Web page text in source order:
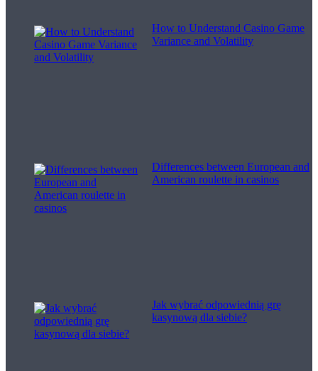
How to Understand Casino Game
Variance and Volatility
Differences between European and
American roulette in casinos
Jak wybrać odpowiednią grę
kasynową dla siebie?